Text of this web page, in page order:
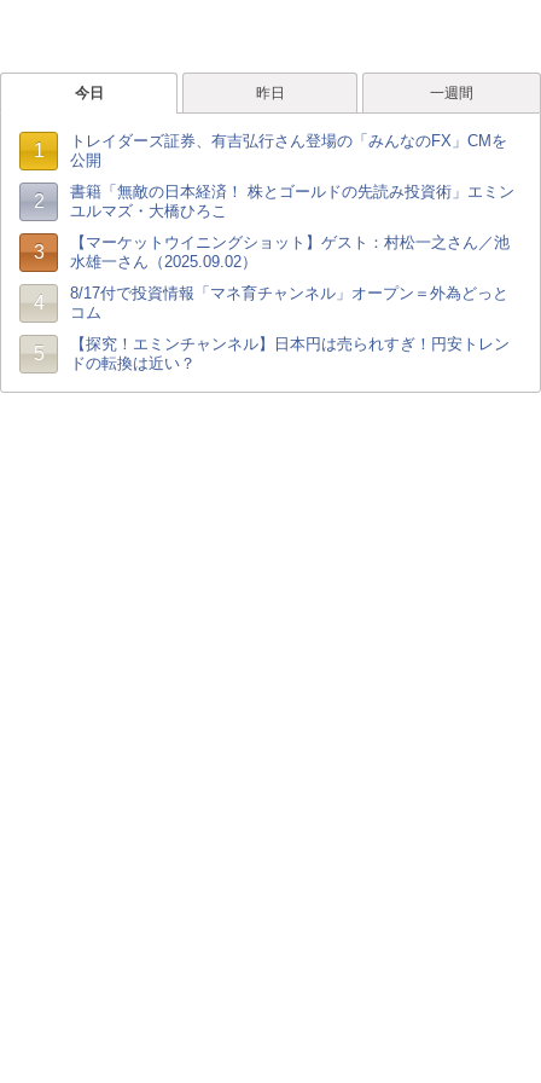
今日 昨日 一週間
1
トレイダーズ証券、有吉弘行さん登場の「みんなのFX」CMを
公開
2
書籍「無敵の日本経済！ 株とゴールドの先読み投資術」エミン
ユルマズ・大橋ひろこ
3
【マーケットウイニングショット】ゲスト：村松一之さん／池
水雄一さん（2025.09.02）
4
8/17付で投資情報「マネ育チャンネル」オープン＝外為どっと
コム
5
【探究！エミンチャンネル】日本円は売られすぎ！円安トレン
ドの転換は近い？